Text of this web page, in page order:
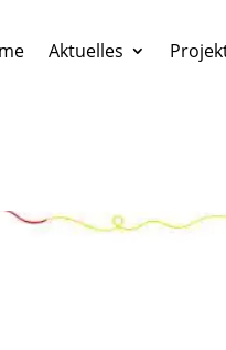
Aktuelles